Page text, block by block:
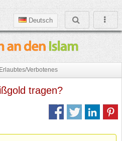
Deutsch
Erlaubtes/Verbotenes
tragen?